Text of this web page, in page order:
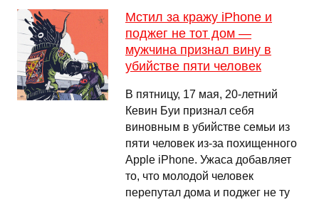
Мстил за кражу iPhone и
поджег не тот дом —
мужчина признал вину в
убийстве пяти человек
В пятницу, 17 мая, 20-летний
Кевин Буи признал себя
виновным в убийстве семьи из
пяти человек из-за похищенного
Apple iPhone. Ужаса добавляет
то, что молодой человек
перепутал дома и поджег не ту